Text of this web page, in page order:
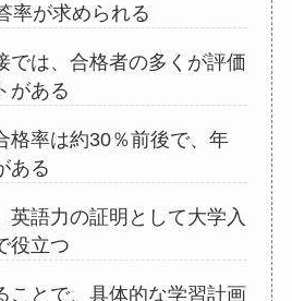
率が求められる
では、合格者の多くが評価
がある
格率は約30％前後で、年
ある
英語力の証明として大学入
役立つ
ことで、具体的な学習計画